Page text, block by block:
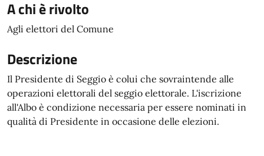
A chi è rivolto
Agli elettori del Comune
Descrizione
Il Presidente di Seggio è colui che sovraintende alle
operazioni elettorali del seggio elettorale. L'iscrizione
all'Albo è condizione necessaria per essere nominati in
qualità di Presidente in occasione delle elezioni.